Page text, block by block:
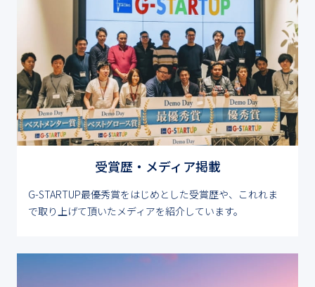
受賞歴・メディア掲載
G-STARTUP最優秀賞をはじめとした受賞歴や、これれま
で取り上げて頂いたメディアを紹介しています。